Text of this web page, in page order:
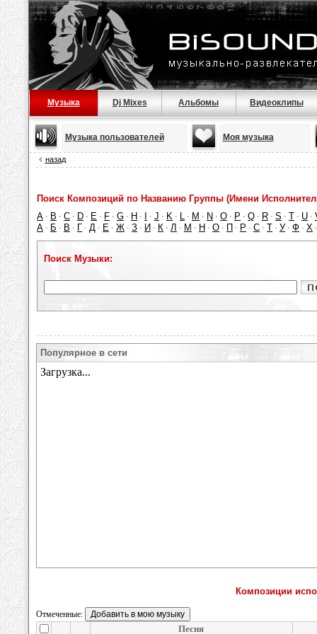
Музыка Dj Mixes Альбомы Видеоклипы
Музыка пользователей Моя музыка
назад
Поиск Композиций по Названию Группы (Имени
A · B · C · D · E · F · G · H · · J · K · L · M · N · O · P · Q · R · S · T · U ·
А · Б · В · Г · Д · Е · Ж · З · И · К · Л · М · Н · О · П · Р · С · Т · У · Ф · Х
Поиск Музыки:
Популярное в сети
Композиции
Отмеченные:
Песня